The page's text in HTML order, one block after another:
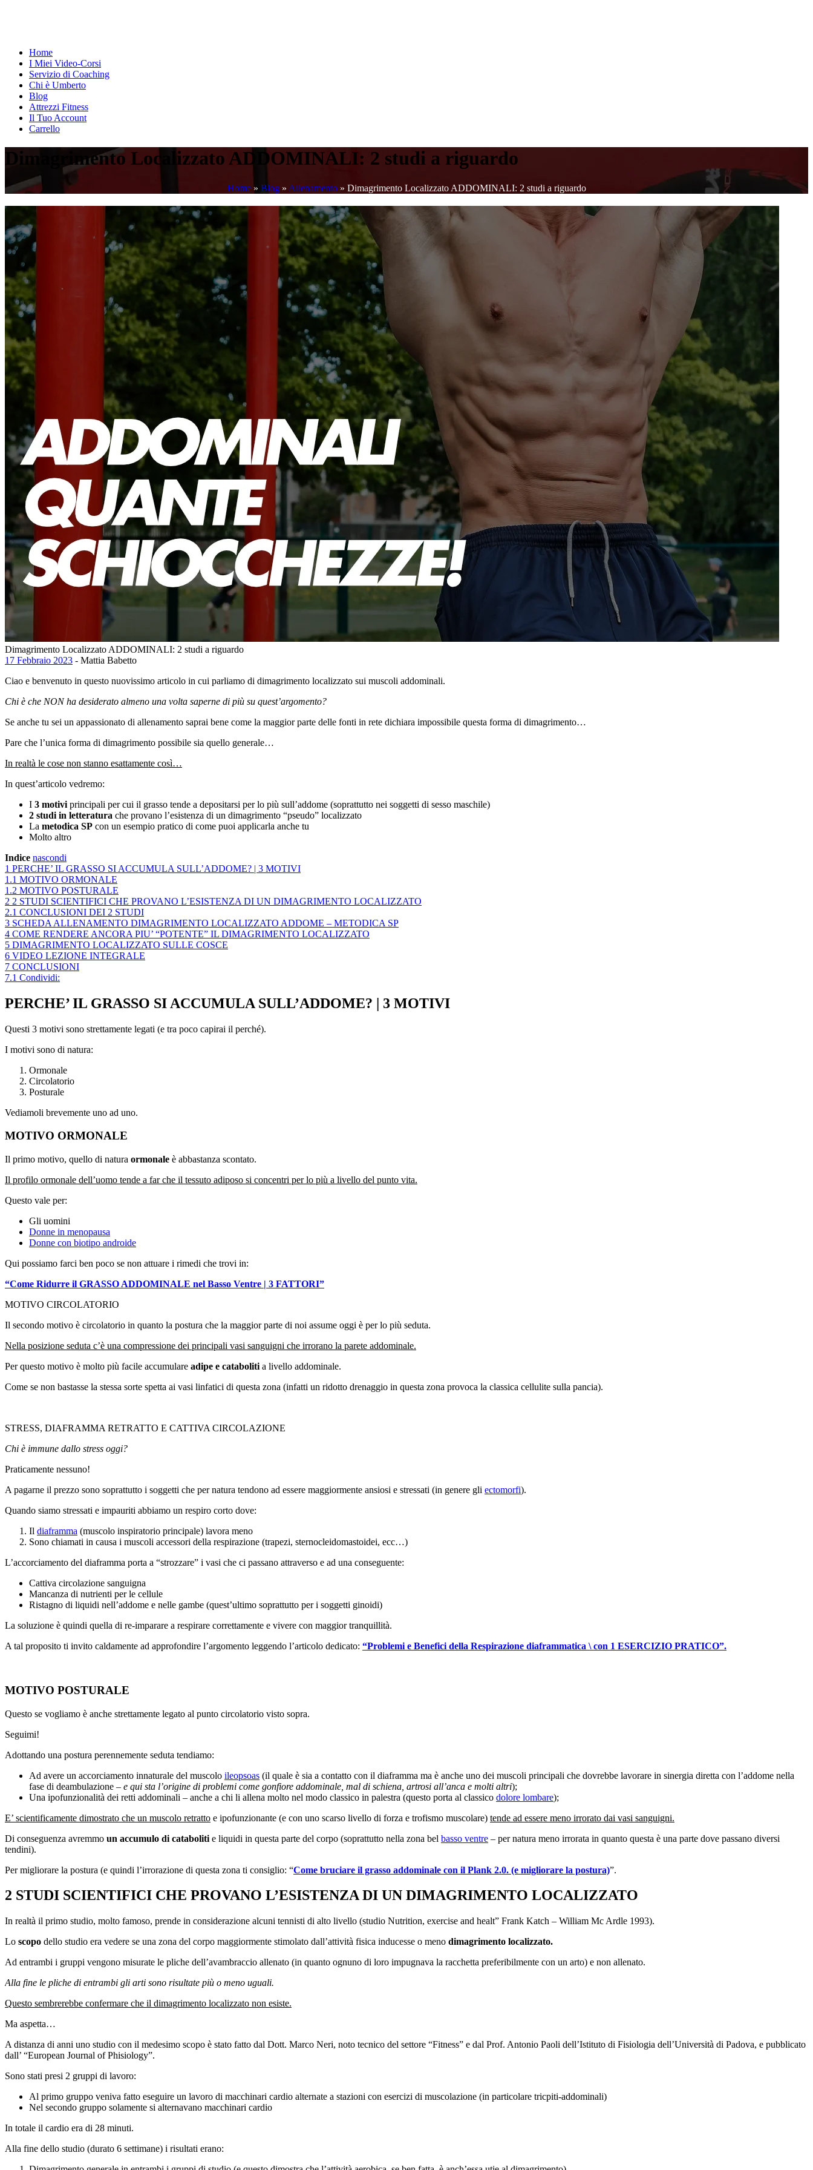
Home
I Miei Video-Corsi
Servizio di Coaching
Chi è Umberto
Blog
Attrezzi Fitness
Il Tuo Account
Carrello
Dimagrimento Localizzato ADDOMINALI: 2 studi a riguardo
Home» Blog» Allenamento» Dimagrimento Localizzato ADDOMINALI: 2 studi a riguardo
Dimagrimento Localizzato ADDOMINALI: 2 studi a riguardo
17 Febbraio 2023 - Mattia Babetto
Ciao e benvenuto in questo nuovissimo articolo in cui parliamo di dimagrimento localizzato sui muscoli addominali.
Chi è che NON ha desiderato almeno una volta saperne di più su quest’argomento?
Se anche tu sei un appassionato di allenamento saprai bene come la maggior parte delle fonti in rete dichiara impossibile questa forma di dimagrimento…
Pare che l’unica forma di dimagrimento possibile sia quello generale…
In realtà le cose non stanno esattamente così…
In quest’articolo vedremo:
I 3 motivi principali per cui il grasso tende a depositarsi per lo più sull’addome (soprattutto nei soggetti di sesso maschile)
2 studi in letteratura che provano l’esistenza di un dimagrimento “pseudo” localizzato
La metodica SP con un esempio pratico di come puoi applicarla anche tu
Molto altro
Indice nascondi
1 PERCHE’ IL GRASSO SI ACCUMULA SULL’ADDOME? | 3 MOTIVI
1.1 MOTIVO ORMONALE
1.2 MOTIVO POSTURALE
2 2 STUDI SCIENTIFICI CHE PROVANO L’ESISTENZA DI UN DIMAGRIMENTO LOCALIZZATO
2.1 CONCLUSIONI DEI 2 STUDI
3 SCHEDA ALLENAMENTO DIMAGRIMENTO LOCALIZZATO ADDOME – METODICA SP
4 COME RENDERE ANCORA PIU’ “POTENTE” IL DIMAGRIMENTO LOCALIZZATO
5 DIMAGRIMENTO LOCALIZZATO SULLE COSCE
6 VIDEO LEZIONE INTEGRALE
7 CONCLUSIONI
7.1 Condividi:
PERCHE’ IL GRASSO SI ACCUMULA SULL’ADDOME? | 3 MOTIVI
Questi 3 motivi sono strettamente legati (e tra poco capirai il perché).
I motivi sono di natura:
Ormonale
Circolatorio
Posturale
Vediamoli brevemente uno ad uno.
MOTIVO ORMONALE
Il primo motivo, quello di natura ormonale è abbastanza scontato.
Il profilo ormonale dell’uomo tende a far che il tessuto adiposo si concentri per lo più a livello del punto vita.
Questo vale per:
Gli uomini
Donne in menopausa
Donne con biotipo androide
Qui possiamo farci ben poco se non attuare i rimedi che trovi in:
“Come Ridurre il GRASSO ADDOMINALE nel Basso Ventre | 3 FATTORI”
MOTIVO CIRCOLATORIO
Il secondo motivo è circolatorio in quanto la postura che la maggior parte di noi assume oggi è per lo più seduta.
Nella posizione seduta c’è una compressione dei principali vasi sanguigni che irrorano la parete addominale.
Per questo motivo è molto più facile accumulare adipe e cataboliti a livello addominale.
Come se non bastasse la stessa sorte spetta ai vasi linfatici di questa zona (infatti un ridotto drenaggio in questa zona provoca la classica cellulite sulla pancia).
STRESS, DIAFRAMMA RETRATTO E CATTIVA CIRCOLAZIONE
Chi è immune dallo stress oggi?
Praticamente nessuno!
A pagarne il prezzo sono soprattutto i soggetti che per natura tendono ad essere maggiormente ansiosi e stressati (in genere gli ectomorfi).
Quando siamo stressati e impauriti abbiamo un respiro corto dove:
Il diaframma (muscolo inspiratorio principale) lavora meno
Sono chiamati in causa i muscoli accessori della respirazione (trapezi, sternocleidomastoidei, ecc…)
L’accorciamento del diaframma porta a “strozzare” i vasi che ci passano attraverso e ad una conseguente:
Cattiva circolazione sanguigna
Mancanza di nutrienti per le cellule
Ristagno di liquidi nell’addome e nelle gambe (quest’ultimo soprattutto per i soggetti ginoidi)
La soluzione è quindi quella di re-imparare a respirare correttamente e vivere con maggior tranquillità.
A tal proposito ti invito caldamente ad approfondire l’argomento leggendo l’articolo dedicato: “Problemi e Benefici della Respirazione diaframmatica \ con 1 ESERCIZIO PRATICO”.
MOTIVO POSTURALE
Questo se vogliamo è anche strettamente legato al punto circolatorio visto sopra.
Seguimi!
Adottando una postura perennemente seduta tendiamo:
Ad avere un accorciamento innaturale del muscolo ileopsoas (il quale è sia a contatto con il diaframma ma è anche uno dei muscoli principali che dovrebbe lavorare in sinergia diretta con l’addome nella
fase di deambulazione – e qui sta l’origine di problemi come gonfiore addominale, mal di schiena, artrosi all’anca e molti altri);
Una ipofunzionalità dei retti addominali – anche a chi li allena molto nel modo classico in palestra (questo porta al classico dolore lombare);
E’ scientificamente dimostrato che un muscolo retratto e ipofunzionante (e con uno scarso livello di forza e trofismo muscolare) tende ad essere meno irrorato dai vasi sanguigni.
Di conseguenza avremmo un accumulo di cataboliti e liquidi in questa parte del corpo (soprattutto nella zona bel basso ventre – per natura meno irrorata in quanto questa è una parte dove passano diversi
tendini).
Per migliorare la postura (e quindi l’irrorazione di questa zona ti consiglio: “Come bruciare il grasso addominale con il Plank 2.0. (e migliorare la postura)”.
2 STUDI SCIENTIFICI CHE PROVANO L’ESISTENZA DI UN DIMAGRIMENTO LOCALIZZATO
In realtà il primo studio, molto famoso, prende in considerazione alcuni tennisti di alto livello (studio Nutrition, exercise and healt” Frank Katch – William Mc Ardle 1993).
Lo scopo dello studio era vedere se una zona del corpo maggiormente stimolato dall’attività fisica inducesse o meno dimagrimento localizzato.
Ad entrambi i gruppi vengono misurate le pliche dell’avambraccio allenato (in quanto ognuno di loro impugnava la racchetta preferibilmente con un arto) e non allenato.
Alla fine le pliche di entrambi gli arti sono risultate più o meno uguali.
Questo sembrerebbe confermare che il dimagrimento localizzato non esiste.
Ma aspetta…
A distanza di anni uno studio con il medesimo scopo è stato fatto dal Dott. Marco Neri, noto tecnico del settore “Fitness” e dal Prof. Antonio Paoli dell’Istituto di Fisiologia dell’Università di Padova, e pubblicato
dall’ “European Journal of Phisiology”.
Sono stati presi 2 gruppi di lavoro:
Al primo gruppo veniva fatto eseguire un lavoro di macchinari cardio alternate a stazioni con esercizi di muscolazione (in particolare tricpiti-addominali)
Nel secondo gruppo solamente si alternavano macchinari cardio
In totale il cardio era di 28 minuti.
Alla fine dello studio (durato 6 settimane) i risultati erano: